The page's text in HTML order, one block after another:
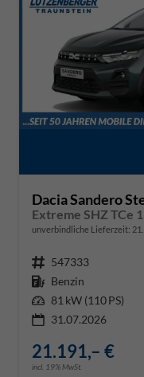
Dacia Sandero
Extreme SHZ TCe
unverbindliche Lieferzeit:
Fahrzeugnr. 547333
Kraftstoff Benzin
Leistung 81 kW (110 PS)
31.07.2026
21.191,– €
incl. 19% MwSt.